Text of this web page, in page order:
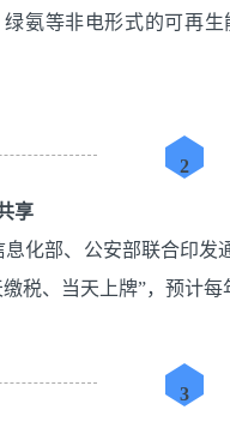
氨等非电形式的可再
2
享
化部、公安部联合印发
税、当天上牌”，预计每
3